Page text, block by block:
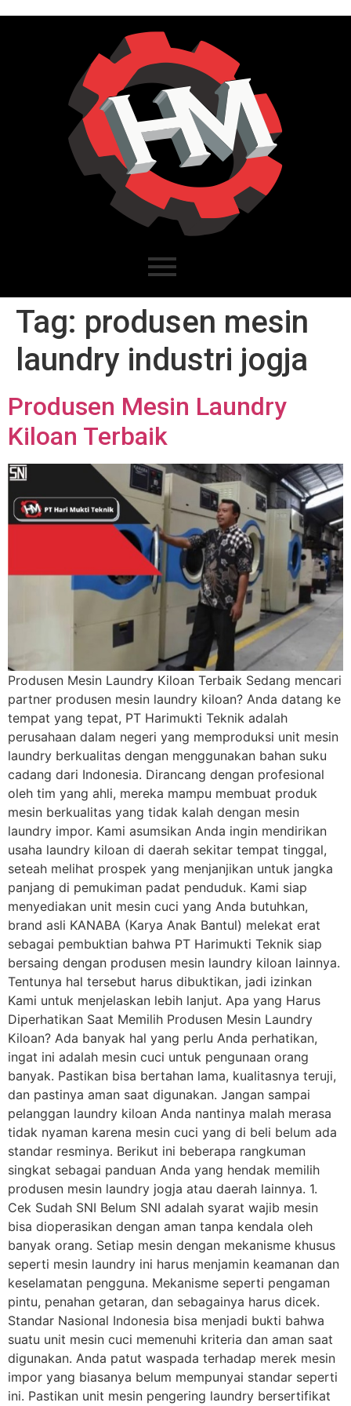
Tag: produsen mesin
laundry industri jogja
Produsen Mesin Laundry
Kiloan Terbaik
Produsen Mesin Laundry Kiloan Terbaik Sedang mencari
partner produsen mesin laundry kiloan? Anda datang ke
tempat yang tepat, PT Harimukti Teknik adalah
perusahaan dalam negeri yang memproduksi unit mesin
laundry berkualitas dengan menggunakan bahan suku
cadang dari Indonesia. Dirancang dengan profesional
oleh tim yang ahli, mereka mampu membuat produk
mesin berkualitas yang tidak kalah dengan mesin
laundry impor. Kami asumsikan Anda ingin mendirikan
usaha laundry kiloan di daerah sekitar tempat tinggal,
seteah melihat prospek yang menjanjikan untuk jangka
panjang di pemukiman padat penduduk. Kami siap
menyediakan unit mesin cuci yang Anda butuhkan,
brand asli KANABA (Karya Anak Bantul) melekat erat
sebagai pembuktian bahwa PT Harimukti Teknik siap
bersaing dengan produsen mesin laundry kiloan lainnya.
Tentunya hal tersebut harus dibuktikan, jadi izinkan
Kami untuk menjelaskan lebih lanjut. Apa yang Harus
Diperhatikan Saat Memilih Produsen Mesin Laundry
Kiloan? Ada banyak hal yang perlu Anda perhatikan,
ingat ini adalah mesin cuci untuk pengunaan orang
banyak. Pastikan bisa bertahan lama, kualitasnya teruji,
dan pastinya aman saat digunakan. Jangan sampai
pelanggan laundry kiloan Anda nantinya malah merasa
tidak nyaman karena mesin cuci yang di beli belum ada
standar resminya. Berikut ini beberapa rangkuman
singkat sebagai panduan Anda yang hendak memilih
produsen mesin laundry jogja atau daerah lainnya. 1.
Cek Sudah SNI Belum SNI adalah syarat wajib mesin
bisa dioperasikan dengan aman tanpa kendala oleh
banyak orang. Setiap mesin dengan mekanisme khusus
seperti mesin laundry ini harus menjamin keamanan dan
keselamatan pengguna. Mekanisme seperti pengaman
pintu, penahan getaran, dan sebagainya harus dicek.
Standar Nasional Indonesia bisa menjadi bukti bahwa
suatu unit mesin cuci memenuhi kriteria dan aman saat
digunakan. Anda patut waspada terhadap merek mesin
impor yang biasanya belum mempunyai standar seperti
ini. Pastikan unit mesin pengering laundry bersertifikat